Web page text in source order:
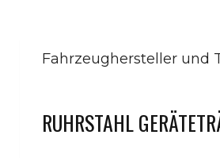
Fahrzeughersteller und
RUHRSTAHL